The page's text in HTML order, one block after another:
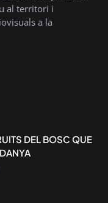
al territori i
a la
DEL BOSC QUE